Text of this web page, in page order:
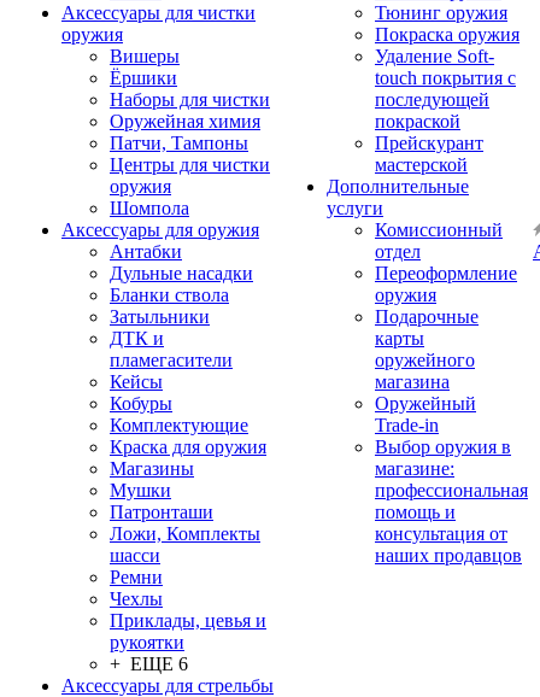
Аксессуары для чистки
оружия
Вишеры
Ёршики
Наборы для чистки
Оружейная химия
Патчи, Тампоны
Центры для чистки
оружия
Шомпола
Аксессуары для оружия
Антабки
Дульные насадки
Бланки ствола
Затыльники
ДТК и
пламегасители
Кейсы
Кобуры
Комплектующие
Краска для оружия
Магазины
Мушки
Патронташи
Ложи, Комплекты
шасси
Ремни
Чехлы
Приклады, цевья и
рукоятки
+ ЕЩЕ 6
Аксессуары для стрельбы
Тюнинг оружия
Покраска оружия
Удаление Soft-
touch покрытия с
последующей
покраской
Прейскурант
мастерской
Дополнительные
услуги
Комиссионный
отдел
Переоформление
оружия
Подарочные
карты
оружейного
магазина
Оружейный
Trade-in
Выбор оружия в
магазине:
профессиональная
помощь и
консультация от
наших продавцов